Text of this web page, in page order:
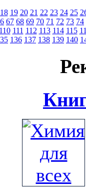
18 19 20 21 22 23 24 25
67 68 69 70 71 72 73 74
110 111 112 113 114 115
136 137 138 139 140